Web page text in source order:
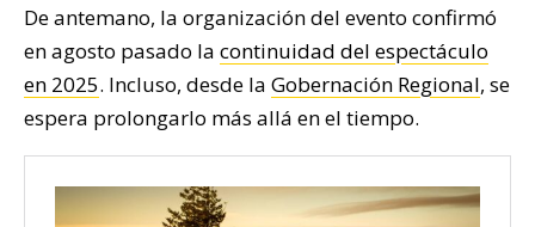
De antemano, la organización del evento confirmó
en agosto pasado la continuidad del espectáculo
en 2025. Incluso, desde la Gobernación Regional, se
espera prolongarlo más allá en el tiempo.